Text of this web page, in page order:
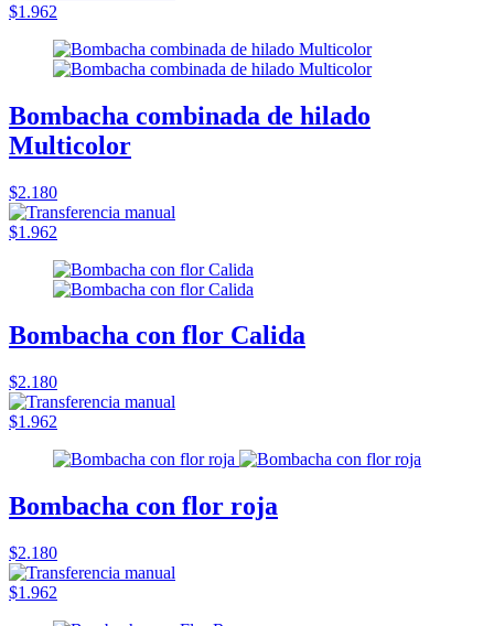
$1.962
Bombacha combinada de hilado
Multicolor
$2.180
$1.962
Bombacha con flor Calida
$2.180
$1.962
Bombacha con flor roja
$2.180
$1.962